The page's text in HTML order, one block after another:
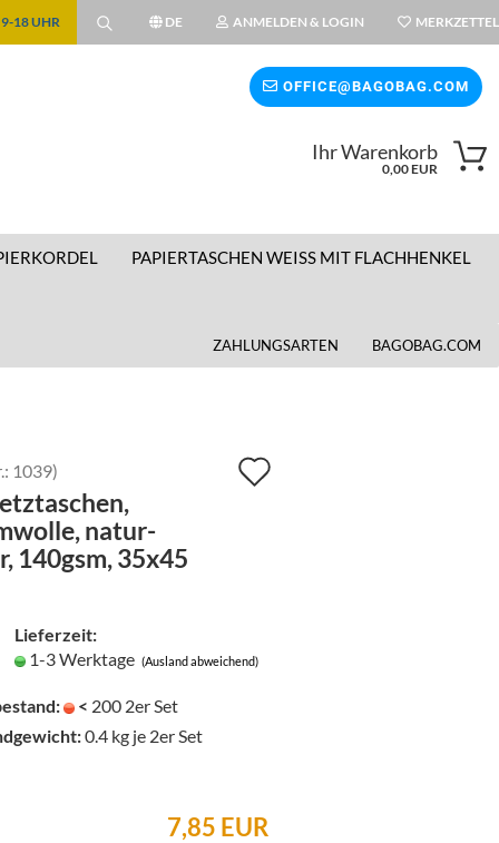
18 UHR DE ANMELDEN & LOGIN MERKZETTEL
OFFICE@BAGOBAG.COM
Ihr Warenkorb
0,00 EUR
PAPIERTASCHEN WEISS MIT FLACHHENKEL
ZAHLUNGSARTEN BAGOBAG.COM
1039)
natur-
140gsm, 35x45
Lieferzeit:
1-3 Werktage (Ausland abweichend)
< 200 2er Set
0.4kg je 2er Set
7,85 EUR